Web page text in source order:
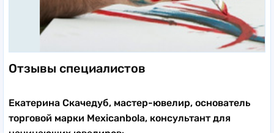
Отзывы специалистов
Екатерина Скачедуб, мастер-ювелир, основатель
торговой марки Mexicanbola, консультант для